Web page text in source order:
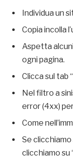
Individua un
Copia incolla
Aspetta
ogni pagina.
Clicca sul tab
Nel filtro a
error (4xx)
Come
Se
clicchiamo su